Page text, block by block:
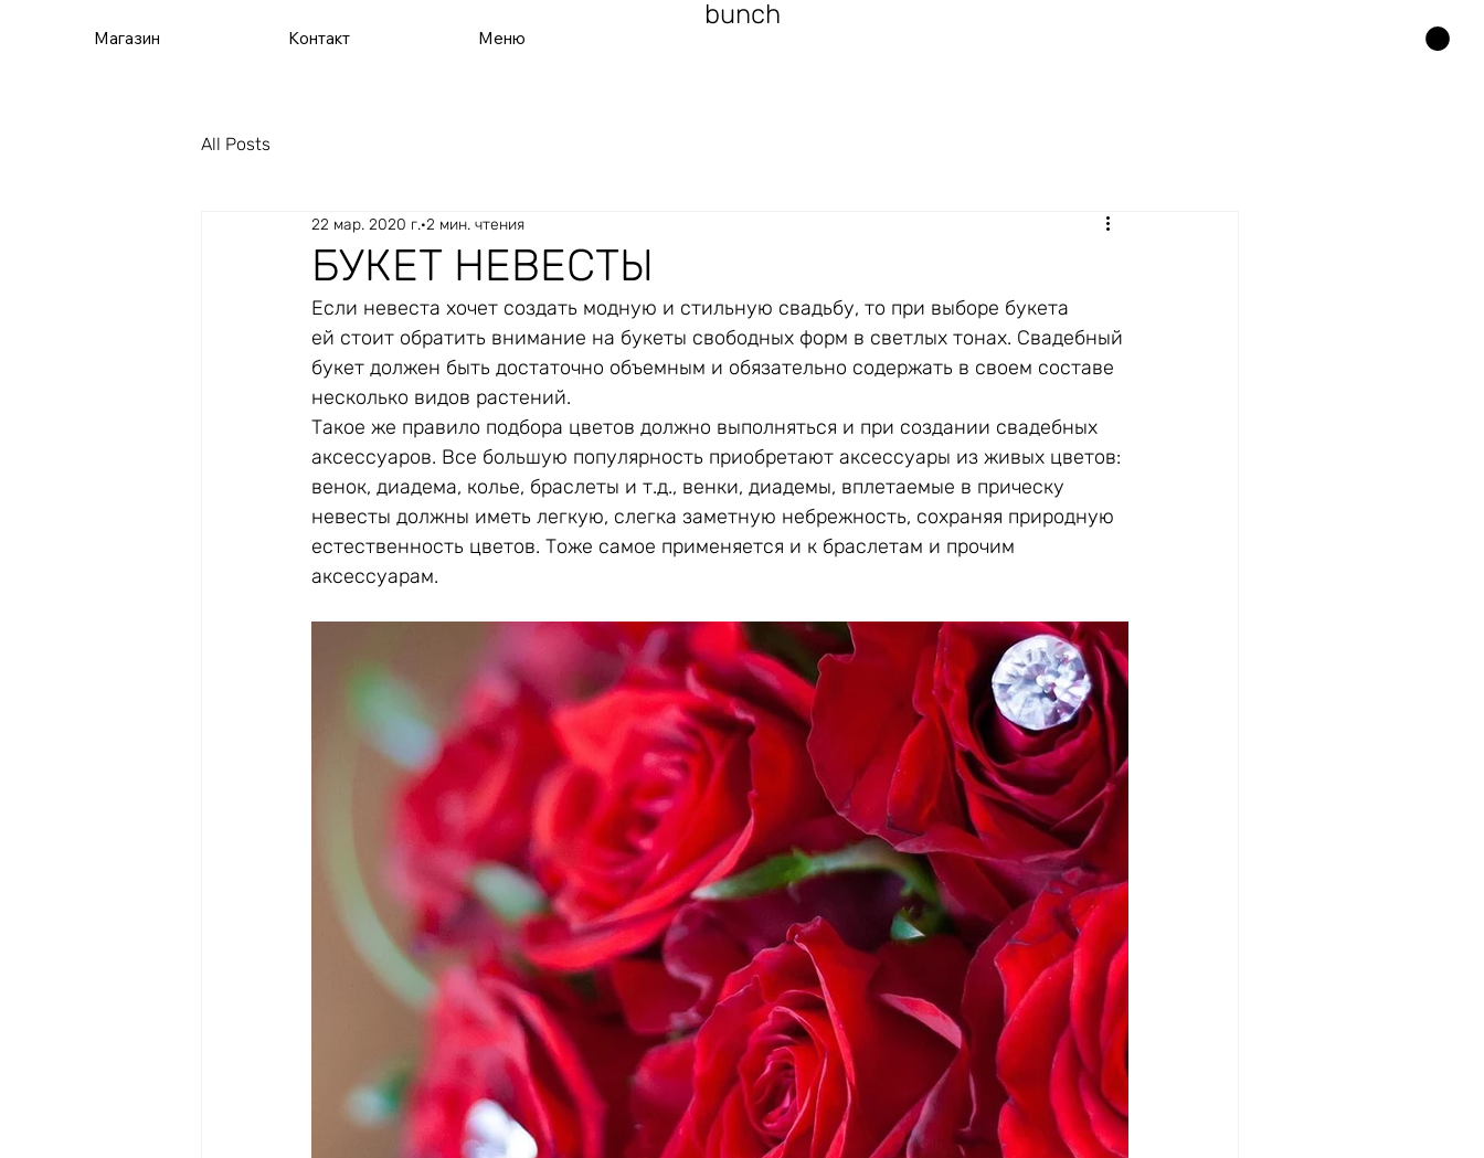
bunch
Магазин Контакт Меню
All Posts
БУКЕТ НЕВЕСТЫ
22 мар. 2020 г. 2 мин. чтения
Если невеста хочет создать модную и стильную свадьбу, то при выборе букета
ей стоит обратить внимание на букеты свободных форм в светлых тонах. Свадебный
букет должен быть достаточно объемным и обязательно содержать в своем составе
несколько видов растений.
Такое же правило подбора цветов должно выполняться и при создании свадебных
аксессуаров. Все большую популярность приобретают аксессуары из живых цветов:
венок, диадема, колье, браслеты и т.д., венки, диадемы, вплетаемые в прическу
невесты должны иметь легкую, слегка заметную небрежность, сохраняя природную
естественность цветов. Тоже самое применяется и к браслетам и прочим
аксессуарам.